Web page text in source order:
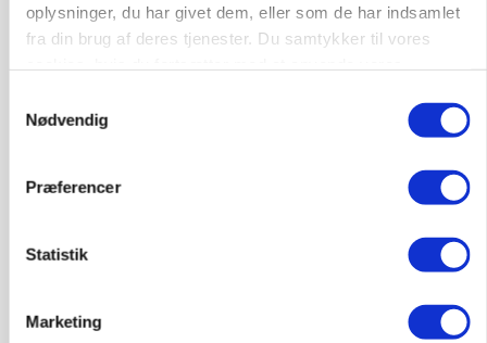
oplysninger, du har givet dem, eller som de har indsamlet
fra din brug af deres tjenester. Du samtykker til vores
Nødvendig
Præferencer
Statistik
Marketing
»Nu stopper I«: Landbrugsdebattør og